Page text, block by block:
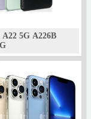
5G A226B